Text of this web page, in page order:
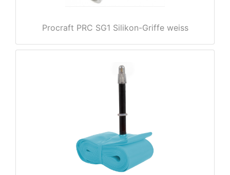
Procraft PRC SG1 Silikon-Griffe weiss